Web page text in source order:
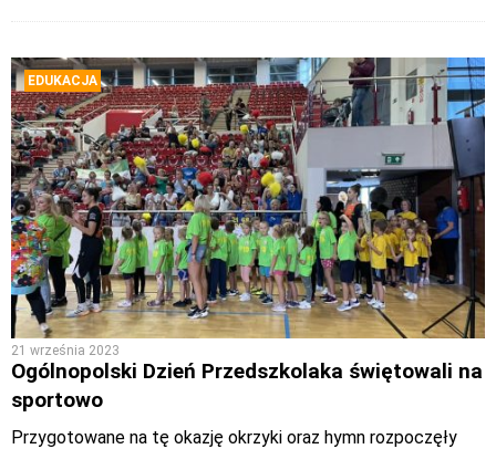
EDUKACJA
21 września 2023
Ogólnopolski Dzień Przedszkolaka świętowali na
sportowo
Przygotowane na tę okazję okrzyki oraz hymn rozpoczęły